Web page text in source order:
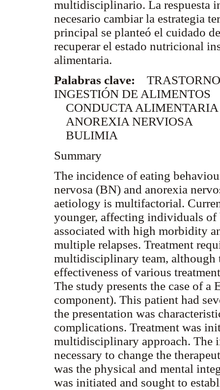
multidisciplinario. La respuesta
necesario cambiar la estrategia
principal se planteó el cuidado
recuperar el estado nutricional
alimentaria.
Palabras clave:
INGESTIÓN DE ALIMENTOS
CONDUCTA ALIMENTARIA
ANOREXIA NERVIOSA
BULIMIA
Summary
The incidence of eating
nervosa (BN) and anorexia
aetiology is multifactorial.
younger, affecting individuals of
associated with high morbidity
multiple relapses. Treatment
multidisciplinary team, although
effectiveness of various
The study presents the case of
component). This patient had
the presentation was
complications. Treatment was
multidisciplinary approach. The
necessary to change the
was the physical and mental
was initiated and sought to